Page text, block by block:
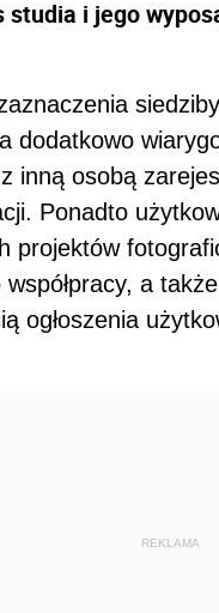
i jego
dodatkowo
inną osobą
Ponadto
projektów
a
ogłoszenia
REKLAMA